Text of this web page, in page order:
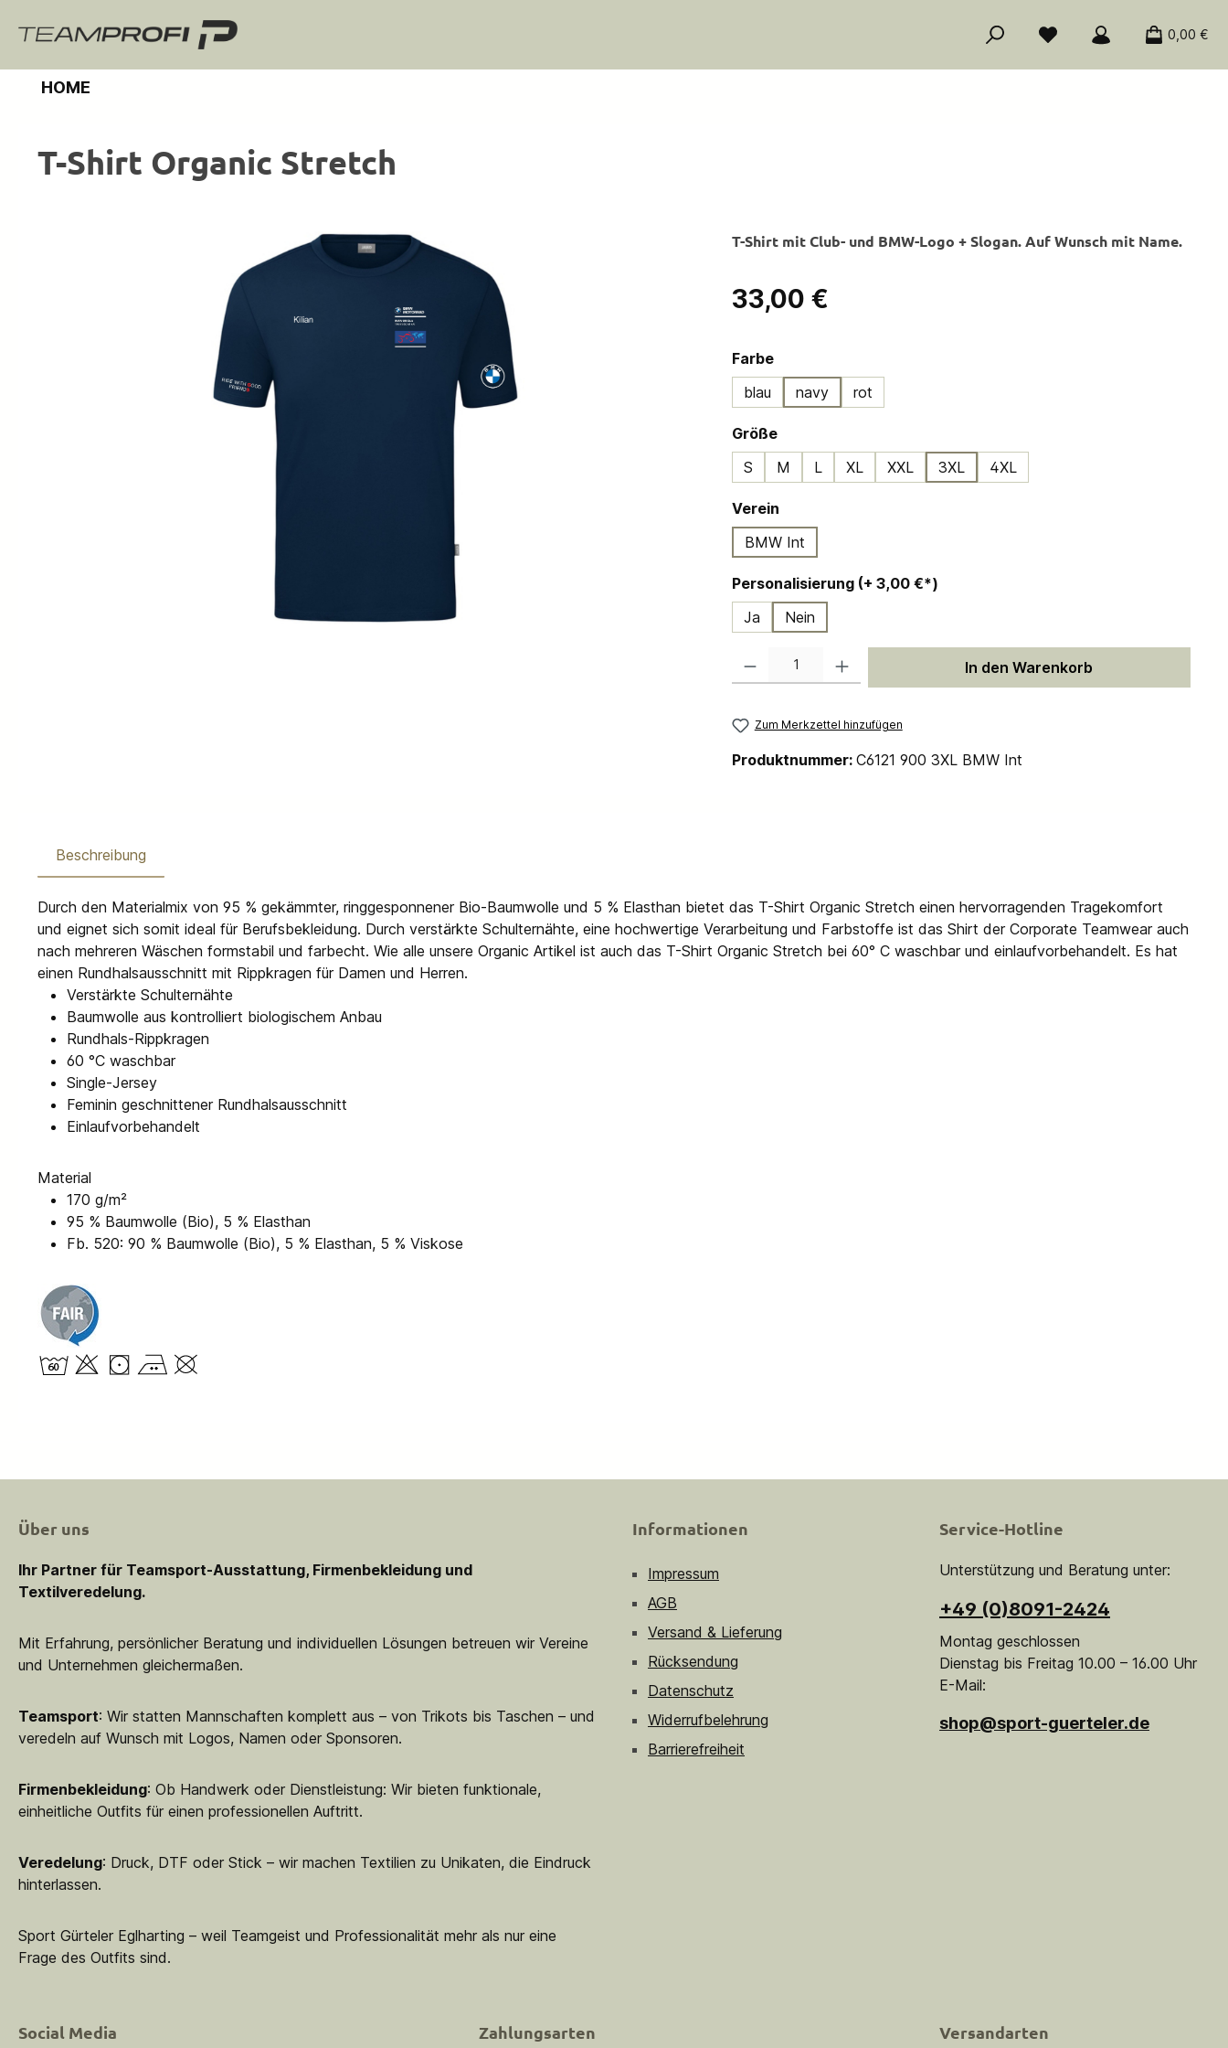
Zur Hauptnavigation springen
0,00 €
HOME
T-Shirt Organic Stretch
T-Shirt mit Club- und BMW-Logo + Slogan. Auf Wunsch mit Name.
Regulärer Preis:
33,00 €
Farbeauswählen
blau
navy rot
Größeauswählen
S
M L XL XXL 3XL 4XL
Vereinauswählen
BMW Int
Personalisierung (+ 3,00 €*)auswählen
Ja
Nein
In den Warenkorb
Zum Merkzettel hinzufügen
Produktnummer: C6121 900 3XL BMW Int
Beschreibung
Durch den Materialmix von 95 % gekämmter, ringgesponnener Bio-Baumwolle und 5 % Elasthan bietet das T-Shirt Organic Stretch einen hervorragenden Tragekomfort
und eignet sich somit ideal für Berufsbekleidung. Durch verstärkte Schulternähte, eine hochwertige Verarbeitung und Farbstoffe ist das Shirt der Corporate Teamwear auch
nach mehreren Wäschen formstabil und farbecht. Wie alle unsere Organic Artikel ist auch das T-Shirt Organic Stretch bei 60° C waschbar und einlaufvorbehandelt. Es hat
einen Rundhalsausschnitt mit Rippkragen für Damen und Herren.
Verstärkte Schulternähte
Baumwolle aus kontrolliert biologischem Anbau
Rundhals-Rippkragen
60 °C waschbar
Single-Jersey
Feminin geschnittener Rundhalsausschnitt
Einlaufvorbehandelt
Material
170 g/m²
95 % Baumwolle (Bio), 5 % Elasthan
Fb. 520: 90 % Baumwolle (Bio), 5 % Elasthan, 5 % Viskose
Über uns
Ihr Partner für Teamsport-Ausstattung, Firmenbekleidung und
Textilveredelung.
Mit Erfahrung, persönlicher Beratung und individuellen Lösungen betreuen wir Vereine
und Unternehmen gleichermaßen.
Teamsport: Wir statten Mannschaften komplett aus – von Trikots bis Taschen – und
veredeln auf Wunsch mit Logos, Namen oder Sponsoren.
Firmenbekleidung: Ob Handwerk oder Dienstleistung: Wir bieten funktionale,
einheitliche Outfits für einen professionellen Auftritt.
Veredelung: Druck, DTF oder Stick – wir machen Textilien zu Unikaten, die Eindruck
hinterlassen.
Sport Gürteler Eglharting – weil Teamgeist und Professionalität mehr als nur eine
Frage des Outfits sind.
Informationen
Impressum
AGB
Versand & Lieferung
Rücksendung
Datenschutz
Widerrufbelehrung
Barrierefreiheit
Service-Hotline
Unterstützung und Beratung unter:
+49 (0)8091-2424
Montag geschlossen
Dienstag bis Freitag 10.00 – 16.00 Uhr
E-Mail:
shop@sport-guerteler.de
Social Media Zahlungsarten Versandarten